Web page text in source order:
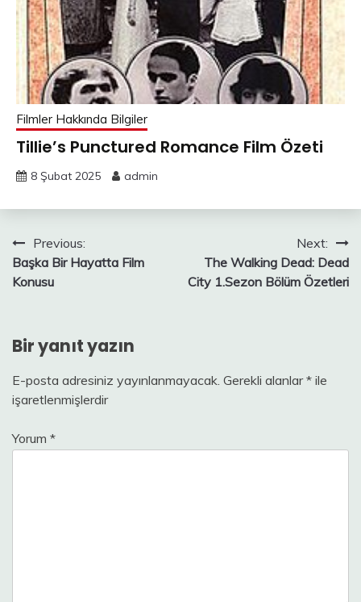
Filmler Hakkında Bilgiler
Tillie’s Punctured Romance Film Özeti
8 Şubat 2025 admin
Yazı
gezinmesi
Previous:
Başka Bir Hayatta Film
Konusu
Next:
The Walking Dead: Dead
City 1.Sezon Bölüm Özetleri
Bir yanıt yazın
E-posta adresiniz yayınlanmayacak. Gerekli alanlar* ile
işaretlenmişlerdir
Yorum *